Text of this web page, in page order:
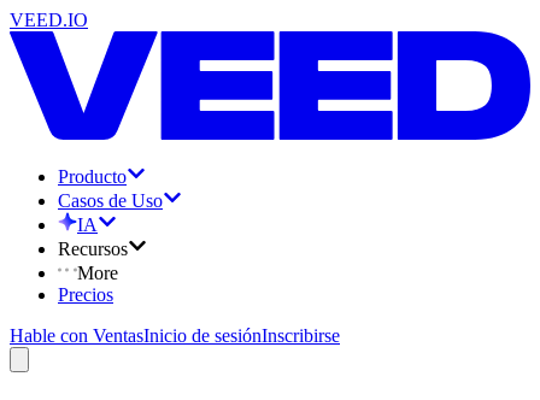
VEED.IO
Producto
Casos de Uso
IA
Recursos
More
Precios
Hable con VentasInicio de sesiónInscribirse